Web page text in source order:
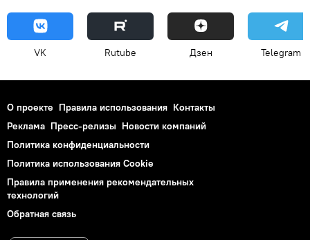
VK Rutube Дзен Telegram
О проекте Правила использования Контакты
Реклама Пресс-релизы Новости компаний
Политика конфиденциальности
Политика использования Cookie
Правила применения рекомендательных
технологий
Обратная связь